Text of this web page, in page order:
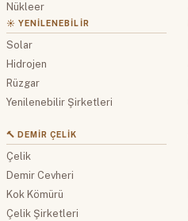
Nükleer
☀️ YENILENEBILIR
Solar
Hidrojen
Rüzgar
Yenilenebilir Şirketleri
🔨 DEMIR ÇELIK
Çelik
Demir Cevheri
Kok Kömürü
Çelik Şirketleri